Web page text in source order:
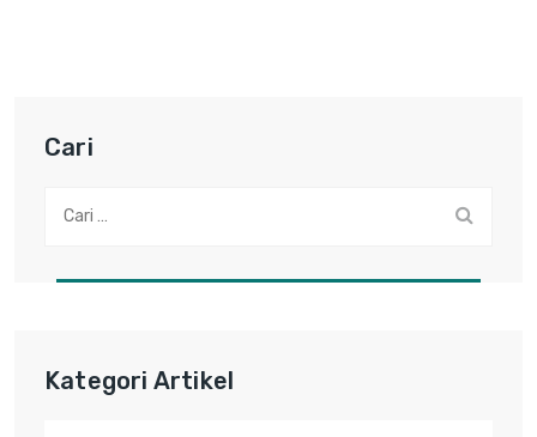
Cari
Kategori Artikel